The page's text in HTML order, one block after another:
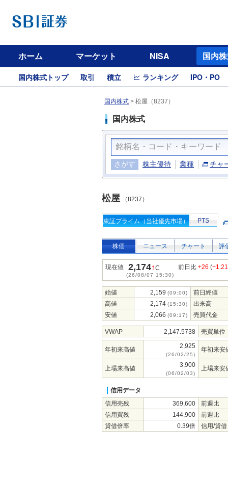
ホーム マーケット NISA 国内
国内株式トップ 取引 積立 ランキング IPO・PO
国内株式 > 松屋（8237）
国内株式
さがす 株主優待 業種 チャ
松屋 （8237）
東証プライム（当社優先市場） PTS
株価 ニュース チャート 評
現在値 2,174↑C
(26/08/07 15:30)
前日比 +26 (
始値 2,159 (09:00)
前日終値
高値
2,174 (15:30)
出来高
安値
2,066 (09:17) 売買代金
VWAP 2,147.5738 売買単位
年初来高値 2,925
(26/02/25)
年初来安
上場来高値 3,900
(06/02/03)
上場来安
信用データ
信用売残
369,600
前週比
信用買残
144,900
前週比
貸借倍率
0.39倍 信用/貸借